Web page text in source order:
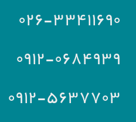
۰۲۶-۳۳۴۱۱۶۹۰
۰۹۱۲-۰۶۸۴۹۳۹
۰۹۱۲-۵۶۳۷۷۰۳